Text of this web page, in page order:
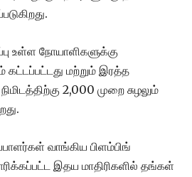
உள்ள நோயாளிகளுக்கு
கட்டப்பட்டது மற்றும் இரத்த
2,000 முறை சுழலும்
வாங்கிய பிளம்பிங்
இதய மாதிரிகளில் தங்கள்